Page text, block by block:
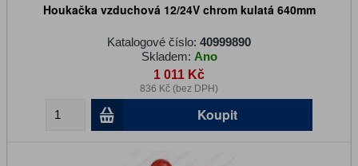
Houkačka vzduchová 12/24V chrom kulatá 640mm
Katalogové číslo: 40999890
Skladem: Ano
1 011 Kč
836 Kč (bez DPH)
Koupit